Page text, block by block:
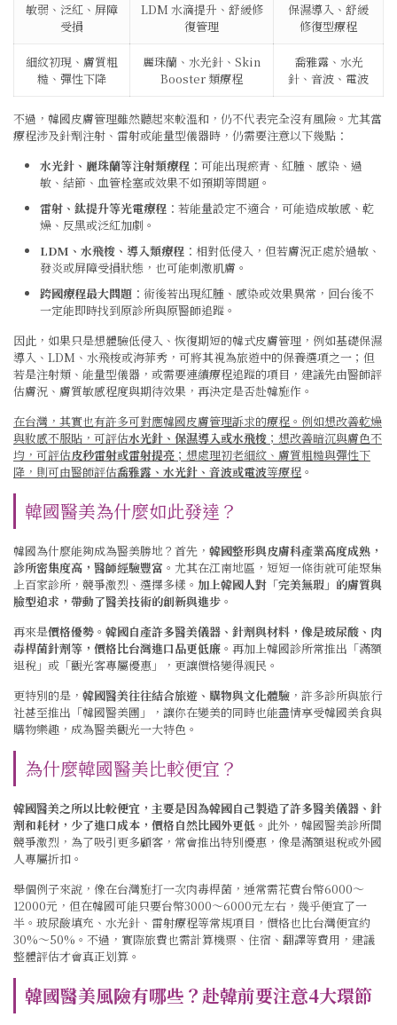
敏弱、泛紅、屏障
受損
LDM 水滴提升、舒緩修
復管理
保濕導入、舒緩
修復型療程
細紋初現、膚質粗
糙、彈性下降
麗珠蘭、水光針、Skin
Booster 類療程
喬雅露、水光
針、音波、電波
不過，韓國皮膚管理雖然聽起來較溫和，仍不代表完全沒有風險。尤其當
療程涉及針劑注射、雷射或能量型儀器時，仍需要注意以下幾點：
水光針、麗珠蘭等注射類療程 ：可能出現瘀青、紅腫、感染、過
敏、結節、血管栓塞或效果不如預期等問題。
雷射、鈦提升等光電療程 ：若能量設定不適合，可能造成敏感、乾
燥、反黑或泛紅加劇。
LDM、水飛梭、導入類療程 ：相對低侵入，但若膚況正處於過敏、
發炎或屏障受損狀態，也可能刺激肌膚。
跨國療程最大問題 ：術後若出現紅腫、感染或效果異常，回台後不
一定能即時找到原診所與原醫師追蹤。
因此，如果只是想體驗低侵入、恢復期短的韓式皮膚管理，例如基礎保濕
導入、LDM、水飛梭或海菲秀，可將其視為旅遊中的保養選項之一；但
若是注射類、能量型儀器，或需要連續療程追蹤的項目，建議先由醫師評
估膚況、膚質敏感程度與期待效果，再決定是否赴韓施作。
在台灣，其實也有許多可對應韓國皮膚管理訴求的療程。例如想改善乾燥
與妝感不服貼，可評估水光針、保濕導入或水飛梭 ；想改善暗沉與膚色不
均，可評估皮秒雷射或雷射提亮 ；想處理初老細紋、膚質粗糙與彈性下
降，則可由醫師評估喬雅露、水光針、音波或電波等療程 。
韓國醫美為什麼如此發達？
韓國為什麼能夠成為醫美勝地？首先， 韓國整形與皮膚科產業高度成熟，
診所密集度高，醫師經驗豐富 。尤其在江南地區，短短一條街就可能聚集
上百家診所，競爭激烈、選擇多樣。 加上韓國人對「完美無瑕」的膚質與
臉型追求，帶動了醫美技術的創新與進步 。
再來是價格優勢 。 韓國自產許多醫美儀器、針劑與材料，像是玻尿酸、肉
毒桿菌針劑等，價格比台灣進口品更低廉 。再加上韓國診所常推出「滿額
退稅」或「觀光客專屬優惠」，更讓價格變得親民。
更特別的是， 韓國醫美往往結合旅遊、購物與文化體驗 ，許多診所與旅行
社甚至推出「韓國醫美團」，讓你在變美的同時也能盡情享受韓國美食與
購物樂趣，成為醫美觀光一大特色。
為什麼韓國醫美比較便宜？
韓國醫美之所以比較便宜，主要是因為韓國自己製造了許多醫美儀器、針
劑和耗材，少了進口成本，價格自然比國外更低 。此外，韓國醫美診所間
競爭激烈，為了吸引更多顧客，常會推出特別優惠，像是滿額退稅或外國
人專屬折扣。
舉個例子來說，像在台灣施打一次肉毒桿菌，通常需花費台幣6000～
12000元，但在韓國可能只要台幣3000～6000元左右，幾乎便宜了一
半。玻尿酸填充、水光針、雷射療程等常規項目，價格也比台灣便宜約
30%～50%。不過，實際旅費也需計算機票、住宿、翻譯等費用，建議
整體評估才會真正划算。
韓國醫美風險有哪些？赴韓前要注意4大環節